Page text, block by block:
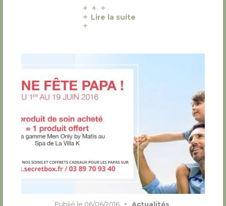
Lire la suite
Publié le 06/06/2016 Actualités